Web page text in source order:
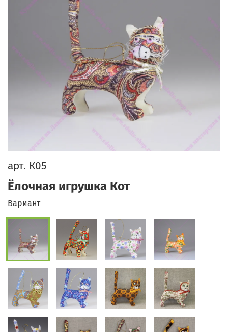
арт. К05
Ёлочная игрушка Кот
Вариант